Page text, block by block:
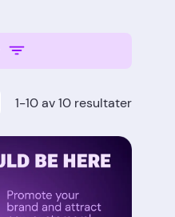
1-10 av 10 resultater